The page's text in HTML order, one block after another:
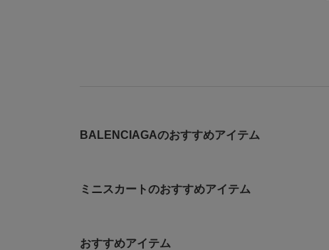
BALENCIAGAのおすすめアイテム
ミニスカートのおすすめアイテム
おすすめアイテム